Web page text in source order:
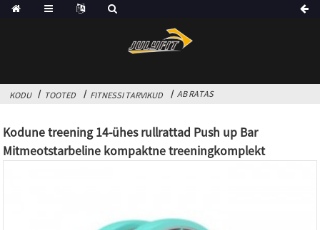
KODU TOOTED FITNESSI TARVIKUD AB RATAS
Kodune treening 14-ühes rullrattad Push up Bar
Mitmeotstarbeline kompaktne treeningkomplekt